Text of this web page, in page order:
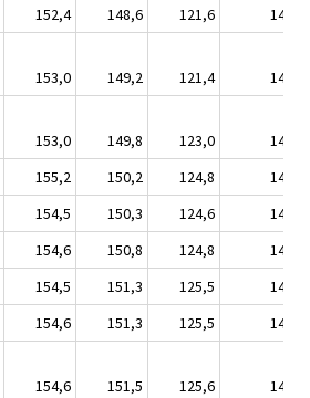
152,4 148,6 121,6
143,4
153,0 149,2 121,4
143,8
153,0 149,8 123,0
144,3
155,2 150,2 124,8
145,4
154,5 150,3 124,6
145,3
154,6 150,8 124,8
145,6
154,5 151,3 125,5
145,8
154,6 151,3 125,5
145,8
154,6 151,5 125,6
145,9